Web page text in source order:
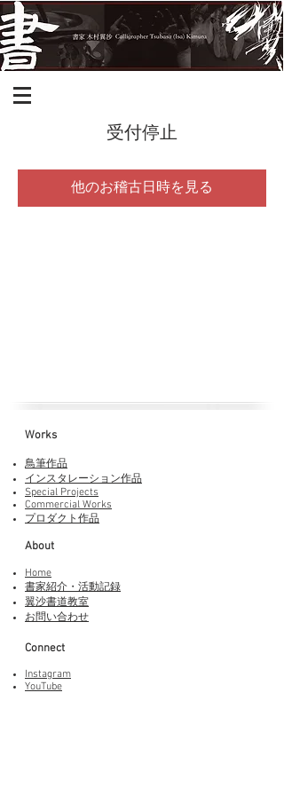
受付停止
他のお稽古日時を見る
Works​
鳥筆作品
インスタレーション作品
Special Projects
Commercial Works
プロダクト作品
About
Home
書家紹介・活動記録
​翼沙書道教室
お問い合わせ
Connect
Instagram
YouTube